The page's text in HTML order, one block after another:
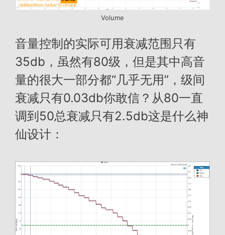
Volume
音量控制的实际可用衰减范围只有
35db，虽然有80级，但是其中高音
量的很大一部分都“几乎无用”，级间
衰减只有0.03db你敢信？从80一直
调到50总衰减只有2.5db这是什么神
仙设计：